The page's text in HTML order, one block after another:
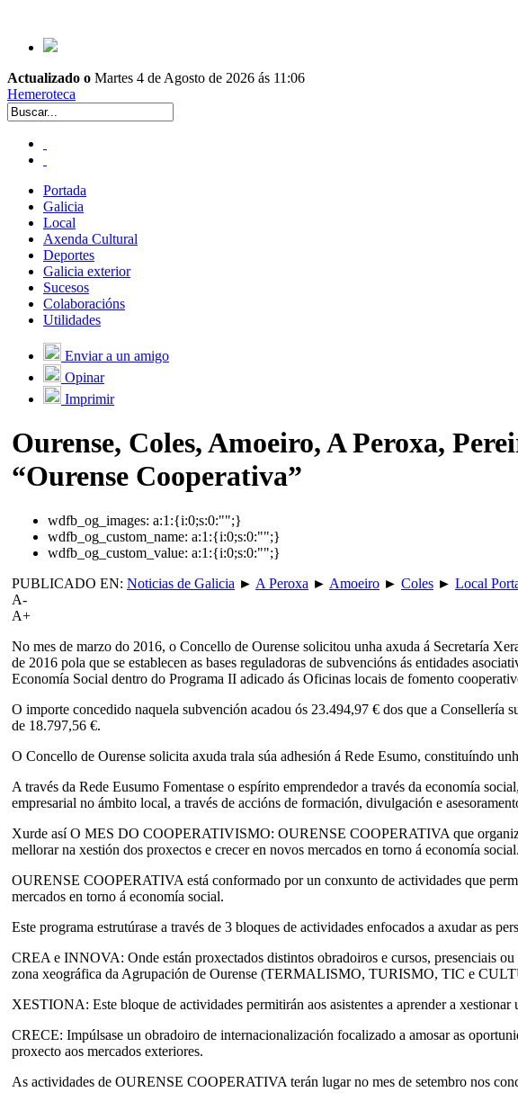
Actualizado o Martes 4 de Agosto de 2026 ás 11:06
Hemeroteca
Portada
Galicia
Local
Axenda Cultural
Deportes
Galicia exterior
Sucesos
Colaboracións
Utilidades
Enviar a un amigo
Opinar
Imprimir
Ourense, Coles, Amoeiro, A Peroxa,
“Ourense Cooperativa”
wdfb_og_images: a:1:{i:0;s:0:"";}
wdfb_og_custom_name: a:1:{i:0;s:0:"";}
wdfb_og_custom_value: a:1:{i:0;s:0:"";}
PUBLICADO EN: Noticias de Galicia ► A Peroxa ► Amoeiro ► Coles ► Local
A-
A+
No mes de marzo do 2016, o Concello de Ourense solicitou unha axuda á Secretaría
de 2016 pola que se establecen as bases reguladoras de subvencións ás entidades
Economía Social dentro do Programa II adicado ás Oficinas locais de fomento
O importe concedido naquela subvención acadou ós 23.494,97 € dos que a
de 18.797,56 €.
O Concello de Ourense solicita axuda trala súa adhesión á Rede Esumo, constituíndo
A través da Rede Eusumo Fomentase o espírito emprendedor a través da economía
empresarial no ámbito local, a través de accións de formación, divulgación e
Xurde así O MES DO COOPERATIVISMO: OURENSE COOPERATIVA que
mellorar na xestión dos proxectos e crecer en novos mercados en torno á economía social.
OURENSE COOPERATIVA está conformado por un conxunto de actividades que
mercados en torno á economía social.
Este programa estrutúrase a través de 3 bloques de actividades enfocados a axudar as
CREA e INNOVA: Onde están proxectados distintos obradoiros e cursos, presenciais
zona xeográfica da Agrupación de Ourense (TERMALISMO, TURISMO, TIC e
XESTIONA: Este bloque de actividades permitirán aos asistentes a aprender a xestionar
CRECE: Impúlsase un obradoiro de internacionalización focalizado a amosar as
proxecto aos mercados exteriores.
As actividades de OURENSE COOPERATIVA terán lugar no mes de setembro nos